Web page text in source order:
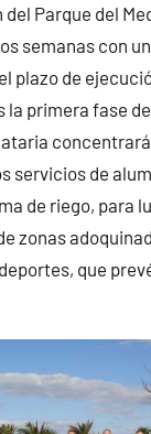
Parque del
semanas con
plazo de
la primera fase
servicios de
de riego, para
zonas
que